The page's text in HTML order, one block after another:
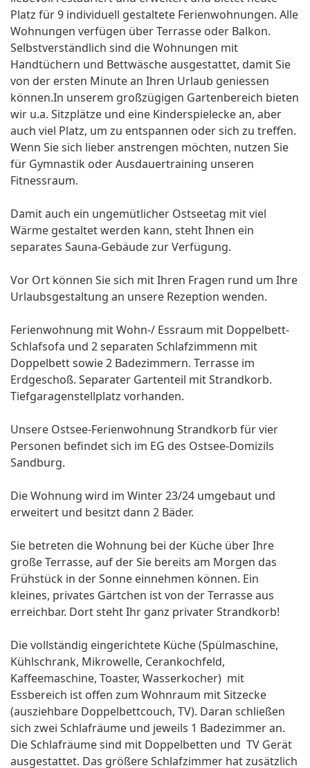
Platz für 9 individuell gestaltete Ferienwohnungen. Alle
Wohnungen verfügen über Terrasse oder Balkon.
Selbstverständlich sind die Wohnungen mit
Handtüchern und Bettwäsche ausgestattet, damit Sie
von der ersten Minute an Ihren Urlaub geniessen
können.In unserem großzügigen Gartenbereich bieten
wir u.a. Sitzplätze und eine Kinderspielecke an, aber
auch viel Platz, um zu entspannen oder sich zu treffen.
Wenn Sie sich lieber anstrengen möchten, nutzen Sie
für Gymnastik oder Ausdauertraining unseren
Fitnessraum.
Damit auch ein ungemütlicher Ostseetag mit viel
Wärme gestaltet werden kann, steht Ihnen ein
separates Sauna-Gebäude zur Verfügung.
Vor Ort können Sie sich mit Ihren Fragen rund um Ihre
Urlaubsgestaltung an unsere Rezeption wenden.
Ferienwohnung mit Wohn-/ Essraum mit Doppelbett-
Schlafsofa und 2 separaten Schlafzimmenn mit
Doppelbett sowie 2 Badezimmern. Terrasse im
Erdgeschoß. Separater Gartenteil mit Strandkorb.
Tiefgaragenstellplatz vorhanden.
Unsere Ostsee-Ferienwohnung Strandkorb für vier
Personen befindet sich im EG des Ostsee-Domizils
Sandburg.
Die Wohnung wird im Winter 23/24 umgebaut und
erweitert und besitzt dann 2 Bäder.
Sie betreten die Wohnung bei der Küche über Ihre
große Terrasse, auf der Sie bereits am Morgen das
Frühstück in der Sonne einnehmen können. Ein
kleines, privates Gärtchen ist von der Terrasse aus
erreichbar. Dort steht Ihr ganz privater Strandkorb!
Die vollständig eingerichtete Küche (Spülmaschine,
Kühlschrank, Mikrowelle, Cerankochfeld,
Kaffeemaschine, Toaster, Wasserkocher) mit
Essbereich ist offen zum Wohnraum mit Sitzecke
(ausziehbare Doppelbettcouch, TV). Daran schließen
sich zwei Schlafräume und jeweils 1 Badezimmer an.
Die Schlafräume sind mit Doppelbetten und TV Gerät
ausgestattet. Das größere Schlafzimmer hat zusätzlich